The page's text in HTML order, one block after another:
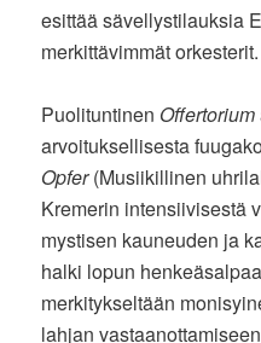
esittää sävellystilauksia
merkittävimmät orkesterit.
Puolituntinen Offertorium
arvoituksellisesta
Opfer(Musiikillinen
Kremerin intensiivisestä
mystisen kauneuden ja
halki lopun
merkitykseltään
lahjan